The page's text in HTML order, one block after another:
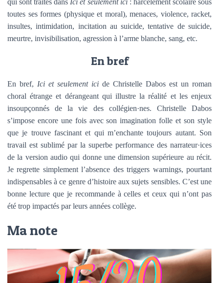
toutes ses formes (physique et moral), menaces, violence, racket,
insultes, intimidation, incitation au suicide, tentative de suicide,
meurtre, invisibilisation, agression à l’arme blanche, sang, etc.
En bref
En bref, Ici et seulement ici de Christelle Dabos est un roman
choral étrange et dérangeant qui illustre la réalité et les enjeux
insoupçonnés de la vie des collégien·nes. Christelle Dabos
s’impose encore une fois avec son imagination folle et son style
que je trouve fascinant et qui m’enchante toujours autant. Son
travail est sublimé par la superbe performance des narrateur·ices
de la version audio qui donne une dimension supérieure au récit.
Je regrette simplement l’absence des triggers warnings, pourtant
indispensables à ce genre d’histoire aux sujets sensibles. C’est une
bonne lecture que je recommande à celles et ceux qui n’ont pas
été trop impactés par leurs années collège.
Ma note